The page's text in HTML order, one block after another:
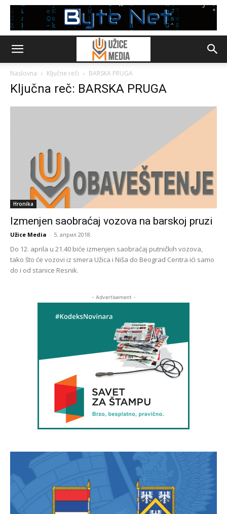
Naslovna Ključne reči BARSKA PRUGA
Ključna reč: BARSKA PRUGA
Hronika
Izmenjen saobraćaj vozova na barskoj pruzi
Užice Media - 5. април 2018.
Do 12. aprila u 21.40 biće izmenjen saobraćaj putničkih vozova,
tako što će vozovi iz smera Užica i Niša do Beograd Centra ići samo
do i od stanice Resnik.
- Advertisement -